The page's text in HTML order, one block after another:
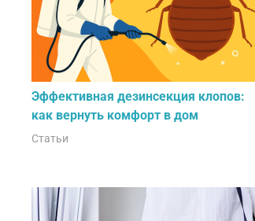
Эффективная дезинсекция клопов:
как вернуть комфорт в дом
Статьи